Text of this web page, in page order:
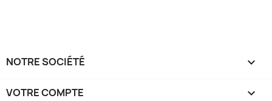
NOTRE SOCIÉTÉ 
VOTRE COMPTE 